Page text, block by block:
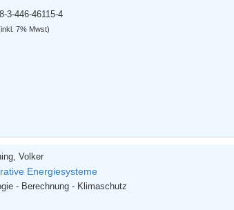
3-446-46115-4
7% Mwst)
Volker
Energiesysteme
- Berechnung - Klimaschutz